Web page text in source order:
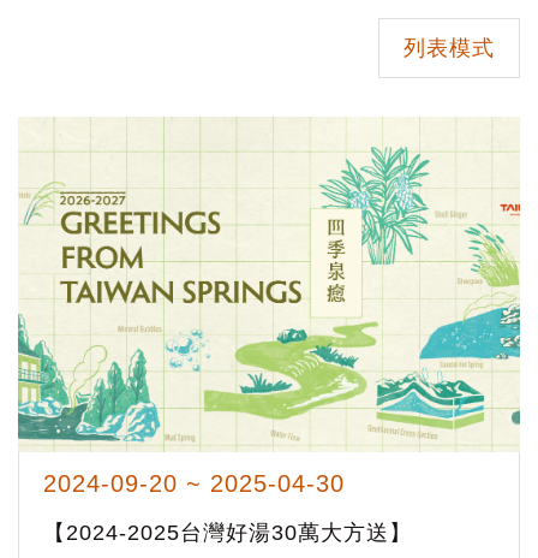
列表模式
2024-09-20 ~ 2025-04-30
【2024-2025台灣好湯30萬大方送】